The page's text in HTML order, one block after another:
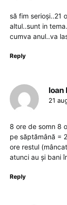
să fim serioși..21
altul..sunt in
cumva anul..va
Reply
Ioan
21
8 ore de somn 8
pe săptămână =
ore restul
atunci au și bani
Reply